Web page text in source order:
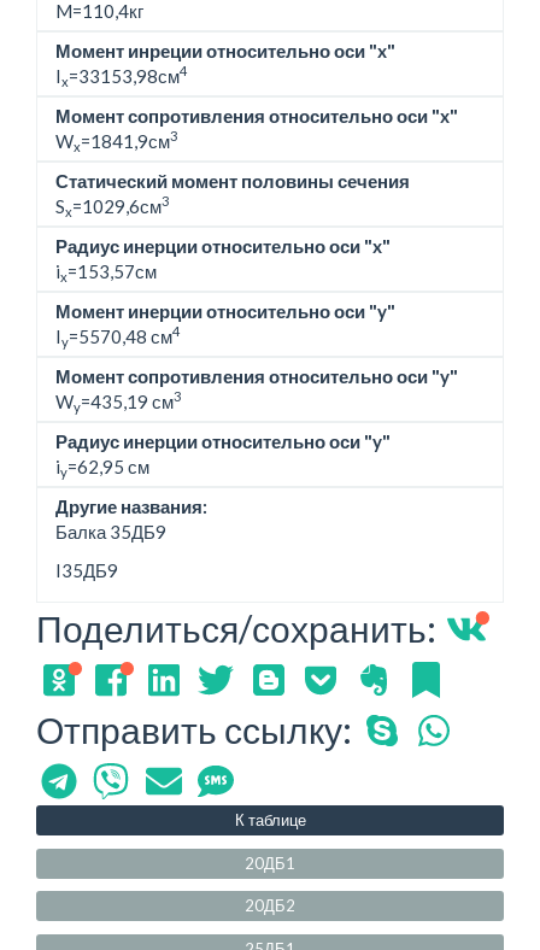
M=110,4кг
Момент инреции относительно оси "x"
Ix=33153,98см4
Момент сопротивления относительно оси "x"
Wx=1841,9см3
Статический момент половины сечения
Sx=1029,6см3
Радиус инерции относительно оси "x"
ix=153,57см
Момент инерции относительно оси "y"
Iy=5570,48 см4
Момент сопротивления относительно оси "y"
Wy=435,19 см3
Радиус инерции относительно оси "y"
iy=62,95 см
Другие названия:
Балка 35ДБ9
I35ДБ9
Поделиться/сохранить:
Отправить ссылку:
К таблице
20ДБ1
20ДБ2